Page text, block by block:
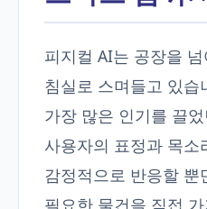
피지컬 AI는 공장을
침실로 스며들고 있습
가장 많은 인기를 끌
사용자의 표정과 목소
감정적으로 반응할
필요한 물건을 직접